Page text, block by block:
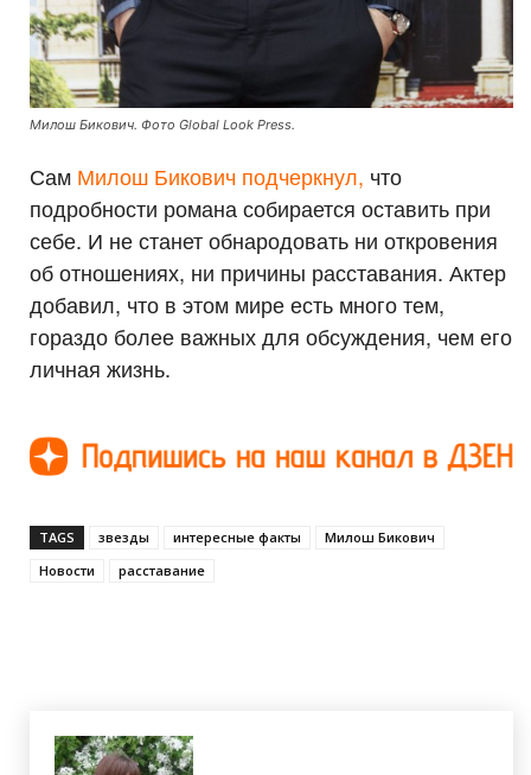
Милош Бикович. Фото Global Look Press.
Сам Милош Бикович подчеркнул, что
подробности романа собирается оставить при
себе. И не станет обнародовать ни откровения
об отношениях, ни причины расставания. Актер
добавил, что в этом мире есть много тем,
гораздо более важных для обсуждения, чем его
личная жизнь.
TAGS звезды интересные факты
Милош Бикович
Новости
расставание